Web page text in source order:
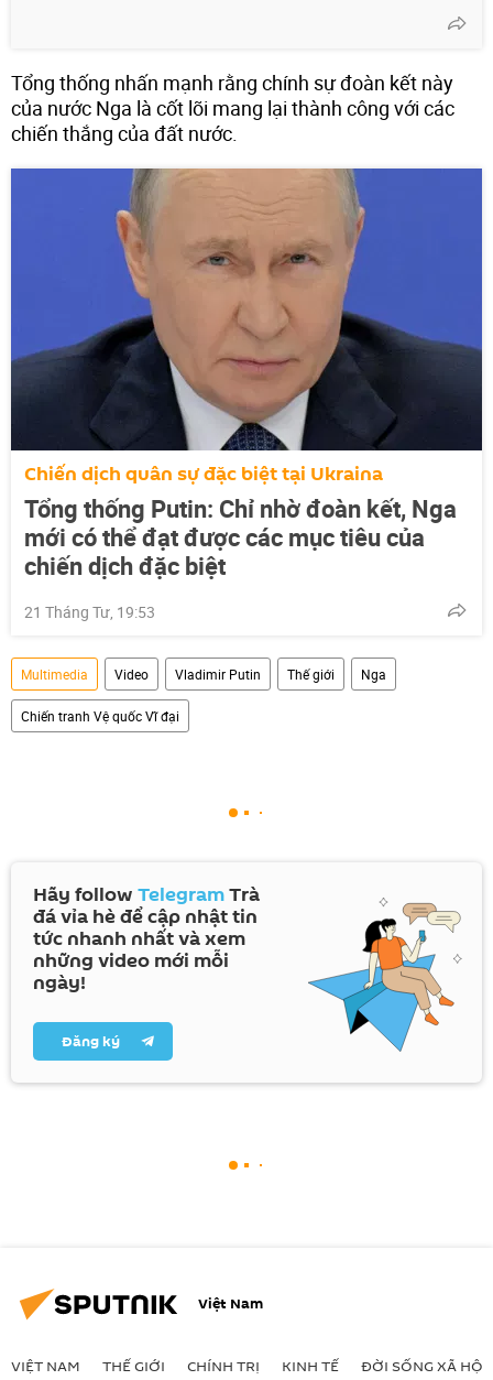
Tổng thống nhấn mạnh rằng chính sự đoàn kết này
của nước Nga là cốt lõi mang lại thành công với các
chiến thắng của đất nước.
Chiến dịch quân sự đặc biệt tại Ukraina
Tổng thống Putin: Chỉ nhờ đoàn kết, Nga
mới có thể đạt được các mục tiêu của
chiến dịch đặc biệt
21 Tháng Tư, 19:53
Multimedia Video Vladimir Putin Thế giới Nga
Chiến tranh Vệ quốc Vĩ đại
Hãy follow TelegramTrà
đá vỉa hè để cập nhật tin
tức nhanh nhất và xem
những video mới mỗi
ngày!
Đăng ký
Việt Nam
VIỆT NAM THẾ GIỚI CHÍNH TRỊ KINH TẾ ĐỜI SỐNG XÃ HỘI